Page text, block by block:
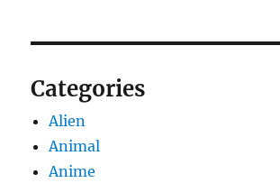
Categories
Alien
Animal
Anime